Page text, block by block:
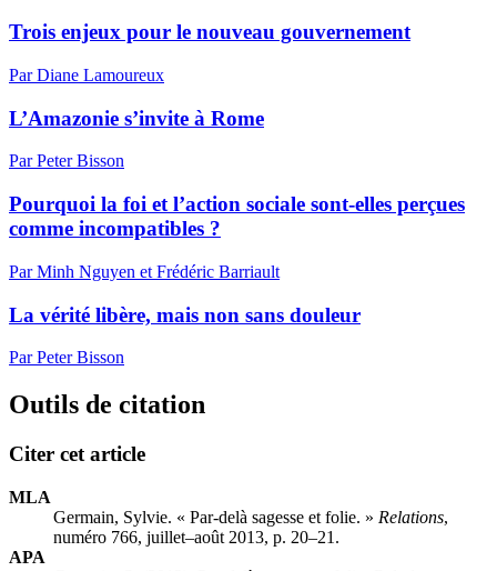
Trois enjeux pour le nouveau gouvernement
Par Diane Lamoureux
L’Amazonie s’invite à Rome
Par Peter Bisson
Pourquoi la foi et l’action sociale sont-elles perçues
comme incompatibles ?
Par Minh Nguyen et Frédéric Barriault
La vérité libère, mais non sans douleur
Par Peter Bisson
Outils de citation
Citer cet article
MLA
Germain, Sylvie. « Par-delà sagesse et folie. » Relations,
numéro 766, juillet–août 2013, p. 20–21.
APA